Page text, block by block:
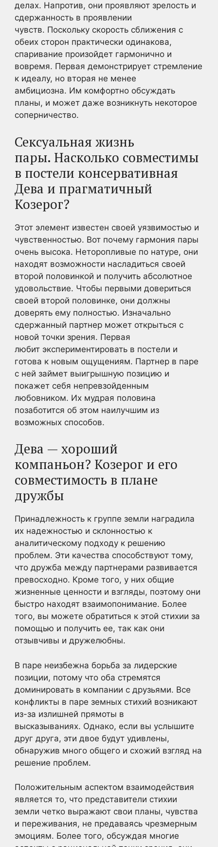
делах. Напротив, они проявляют зрелость и
сдержанность в проявлении
чувств. Поскольку скорость сближения с
обеих сторон практически одинакова,
спаривание произойдет гармонично и
вовремя. Первая демонстрирует стремление
к идеалу, но вторая не менее
амбициозна. Им комфортно обсуждать
планы, и может даже возникнуть некоторое
соперничество.
Сексуальная жизнь
пары. Насколько совместимы
в постели консервативная
Дева и прагматичный
Козерог?
Этот элемент известен своей уязвимостью и
чувственностью. Вот почему гармония пары
очень высока. Неторопливые по натуре, они
находят возможности насладиться своей
второй половинкой и получить абсолютное
удовольствие. Чтобы первыми довериться
своей второй половинке, они должны
доверять ему полностью. Изначально
сдержанный партнер может открыться с
новой точки зрения. Первая
любит экспериментировать в постели и
готова к новым ощущениям. Партнер в паре
с ней займет выигрышную позицию и
покажет себя непревзойденным
любовником. Их мудрая половина
позаботится об этом наилучшим из
возможных способов.
Дева — хороший
компаньон? Козерог и его
совместимость в плане
дружбы
Принадлежность к группе земли наградила
их надежностью и склонностью к
аналитическому подходу к решению
проблем. Эти качества способствуют тому,
что дружба между партнерами развивается
превосходно. Кроме того, у них общие
жизненные ценности и взгляды, поэтому они
быстро находят взаимопонимание. Более
того, вы можете обратиться к этой стихии за
помощью и получить ее, так как они
отзывчивы и дружелюбны.
В паре неизбежна борьба за лидерские
позиции, потому что оба стремятся
доминировать в компании с друзьями. Все
конфликты в паре земных стихий возникают
из-за излишней прямоты в
высказываниях. Однако, если вы услышите
друг друга, эти двое будут удивлены,
обнаружив много общего и схожий взгляд на
решение проблем.
Положительным аспектом взаимодействия
является то, что представители стихии
земли четко выражают свои планы, чувства
и переживания, не предаваясь чрезмерным
эмоциям. Более того, обсуждая многие